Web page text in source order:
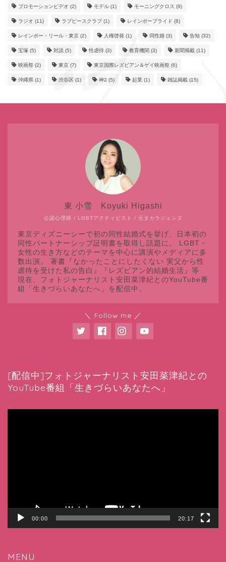
プロモーションビデオ (2) モデル (1) モーニングクロス (9)
ラジオ (11) ラブピースクラブ (1) レインボープライド (8)
レインボー・リール・東京 (2) 人権啓発 (1) 同性婚 (3) 告知 (32)
宝塚 (5) 対談 (5) 性虐待 (3) 教育機関 (3) 新聞掲載 (11)
映画祭 (2) 東京 (7) 東京国際レズビアン＆ゲイ映画祭 (6)
沖縄県 (1) 渋谷区 (1) 神2 (5) 起業 (1) 雑誌掲載 (15)
公認心理師 / LGBTアクティビスト / 元タカラジェンヌ
東 小雪 Koyuki Higashi
東京ディズニーシーで初の同性結婚式を挙げ、日本初の
同性パートナーシップ証明書を取得し話題に。 LGBT・
女性の生き方などのテーマを中心に講演やメディアに多
数出演。 著書『なかったことにしたくない 実父から性
虐待を受けた私の告白』『レズビアン的結婚生活』等
現在、フォトジャーナリスト安田菜津紀とのYouTube番
組「生きづらいあなたへ」を配信中。
＼ Follow me ／
[配信中]フォトジャーナリスト安田菜津紀との
YouTube番組「生きづらいあなたへ」
00:00 20:17
MENU